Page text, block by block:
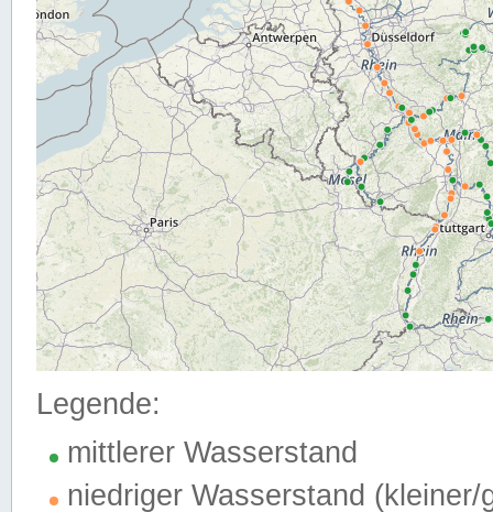
Legende:
mittlerer Wasserstand
niedriger Wasserstand (kleiner/